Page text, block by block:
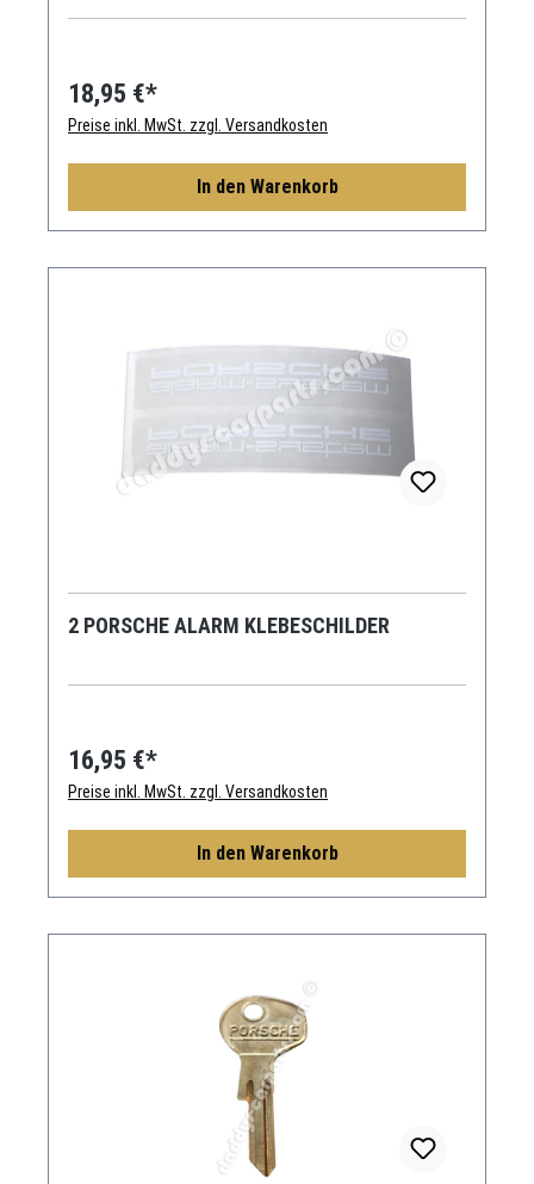
18,95 €*
Preise inkl. MwSt. zzgl. Versandkosten
In den Warenkorb
2 PORSCHE ALARM KLEBESCHILDER
16,95 €*
Preise inkl. MwSt. zzgl. Versandkosten
In den Warenkorb